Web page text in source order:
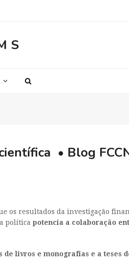
• Blog
os resultados da investigação
política potencia a colaboração
livros e monografias e a teses